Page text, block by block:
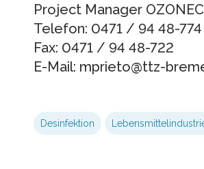
Project Manager
Telefon: 0471 / 94 48-774
Fax: 0471 / 94 48-722
E-Mail: mprieto@ttz-
Desinfektion